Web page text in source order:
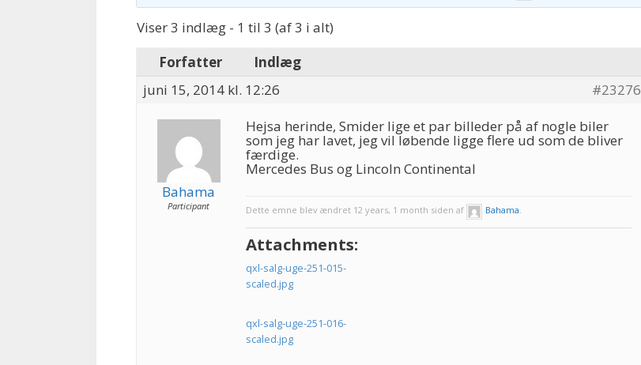
Viser 3 indlæg - 1 til 3 (af 3 i alt)
Forfatter
Indlæg
juni 15, 2014 kl. 12:26
#23276
Bahama
Participant
Hejsa herinde, Smider lige et par billeder på af nogle biler
som jeg har lavet, jeg vil løbende ligge flere ud som de bliver
færdige.
Mercedes Bus og Lincoln Continental
Dette emne blev ændret 12 years, 1 month siden af Bahama.
Attachments:
qxl-salg-uge-251-015-
scaled.jpg
qxl-salg-uge-251-016-
scaled.jpg